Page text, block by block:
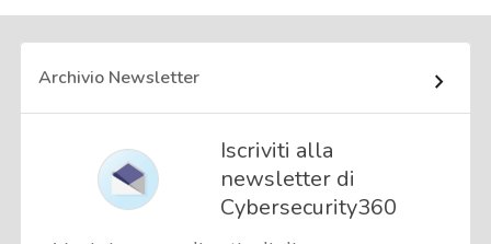
Archivio Newsletter
Iscriviti alla
newsletter di
Cybersecurity360